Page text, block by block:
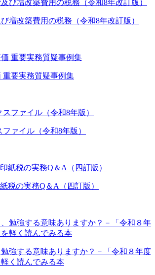
増改築費用の税務（令和8年改訂版）
重要実務質疑事例集
ァイル（令和8年版）
税の実務Q＆A（四訂版）
強する意味ありますか？－「令和８年度
く読んでみる本